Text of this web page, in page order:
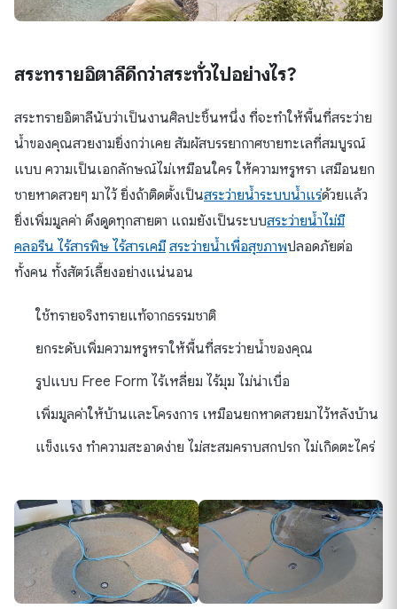
สระทรายอิตาลีดีกว่าสระทั่วไปอย่างไร?
สระทรายอิตาลีนับว่าเป็นงานศิลปะชิ้นหนึ่ง ที่จะทำให้พื้นที่สระว่าย
น้ำของคุณสวยงามยิ่งกว่าเคย สัมผัสบรรยากาศชายทะเลที่สมบูรณ์
แบบ ความเป็นเอกลักษณ์ไม่เหมือนใคร ให้ความหรูหรา เสมือนยก
ชายหาดสวยๆ มาไว้ ยิ่งถ้าติดตั้งเป็นสระว่ายน้ำระบบน้ำแร่ด้วยแล้ว
ยิ่งเพิ่มมูลค่า ดึงดูดทุกสายตา แถมยังเป็นระบบสระว่ายน้ำไม่มี
คลอรีน ไร้สารพิษ ไร้สารเคมี สระว่ายน้ำเพื่อสุขภาพปลอดภัยต่อ
ทั้งคน ทั้งสัตว์เลี้ยงอย่างแน่นอน
ใช้ทรายจริงทรายแท้จากธรรมชาติ
ยกระดับเพิ่มความหรูหราให้พื้นที่สระว่ายน้ำของคุณ
รูปแบบ Free Form ไร้เหลี่ยม ไร้มุม ไม่น่าเบื่อ
เพิ่มมูลค่าให้บ้านและโครงการ เหมือนยกหาดสวยมาไว้หลังบ้าน
แข็งแรง ทำความสะอาดง่าย ไม่สะสมคราบสกปรก ไม่เกิดตะไคร่